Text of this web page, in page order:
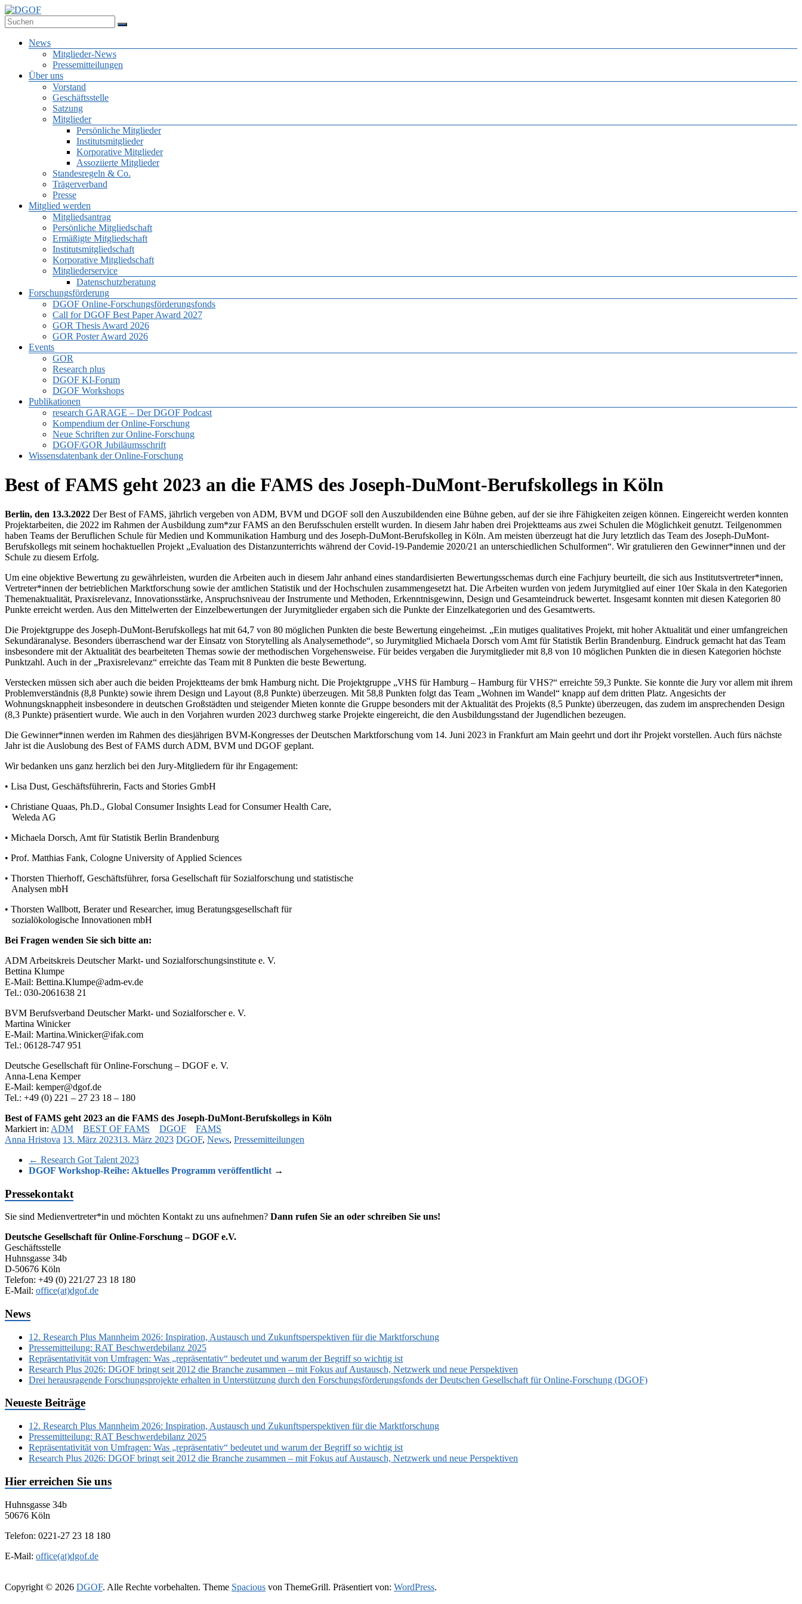
Zum
Inhalt
springen
Deutsche Gesellschaft für Online-Forschung e.V.
Menü
News
Mitglieder-News
Pressemitteilungen
Über uns
Vorstand
Geschäftsstelle
Satzung
Mitglieder
Persönliche Mitglieder
Institutsmitglieder
Korporative Mitglieder
Assoziierte Mitglieder
Standesregeln & Co.
Trägerverband
Presse
Mitglied werden
Mitgliedsantrag
Persönliche Mitgliedschaft
Ermäßigte Mitgliedschaft
Institutsmitgliedschaft
Korporative Mitgliedschaft
Mitgliederservice
Datenschutzberatung
Forschungsförderung
DGOF Online-Forschungsförderungsfonds
Call for DGOF Best Paper Award 2027
GOR Thesis Award 2026
GOR Poster Award 2026
Events
GOR
Research plus
DGOF KI-Forum
DGOF Workshops
Publikationen
research GARAGE – Der DGOF Podcast
Kompendium der Online-Forschung
Neue Schriften zur Online-Forschung
DGOF/GOR Jubiläumsschrift
Wissensdatenbank der Online-Forschung
Best of FAMS geht 2023 an die FAMS des Joseph-DuMont-Berufskollegs in Köln
Berlin, den 13.3.2022 Der Best of FAMS, jährlich vergeben von ADM, BVM und DGOF soll den Auszubildenden eine Bühne geben, auf der sie ihre Fähigkeiten zeigen können. Eingereicht werden konnten
Projektarbeiten, die 2022 im Rahmen der Ausbildung zum*zur FAMS an den Berufsschulen erstellt wurden. In diesem Jahr haben drei Projektteams aus zwei Schulen die Möglichkeit genutzt. Teilgenommen
haben Teams der Beruflichen Schule für Medien und Kommunikation Hamburg und des Joseph-DuMont-Berufskolleg in Köln. Am meisten überzeugt hat die Jury letztlich das Team des Joseph-DuMont-
Berufskollegs mit seinem hochaktuellen Projekt „Evaluation des Distanzunterrichts während der Covid-19-Pandemie 2020/21 an unterschiedlichen Schulformen“. Wir gratulieren den Gewinner*innen und der
Schule zu diesem Erfolg.
Um eine objektive Bewertung zu gewährleisten, wurden die Arbeiten auch in diesem Jahr anhand eines standardisierten Bewertungsschemas durch eine Fachjury beurteilt, die sich aus Institutsvertreter*innen,
Vertreter*innen der betrieblichen Marktforschung sowie der amtlichen Statistik und der Hochschulen zusammengesetzt hat. Die Arbeiten wurden von jedem Jurymitglied auf einer 10er Skala in den Kategorien
Themenaktualität, Praxisrelevanz, Innovationsstärke, Anspruchsniveau der Instrumente und Methoden, Erkenntnisgewinn, Design und Gesamteindruck bewertet. Insgesamt konnten mit diesen Kategorien 80
Punkte erreicht werden. Aus den Mittelwerten der Einzelbewertungen der Jurymitglieder ergaben sich die Punkte der Einzelkategorien und des Gesamtwerts.
Die Projektgruppe des Joseph-DuMont-Berufskollegs hat mit 64,7 von 80 möglichen Punkten die beste Bewertung eingeheimst. „Ein mutiges qualitatives Projekt, mit hoher Aktualität und einer umfangreichen
Sekundäranalyse. Besonders überraschend war der Einsatz von Storytelling als Analysemethode“, so Jurymitglied Michaela Dorsch vom Amt für Statistik Berlin Brandenburg. Eindruck gemacht hat das Team
insbesondere mit der Aktualität des bearbeiteten Themas sowie der methodischen Vorgehensweise. Für beides vergaben die Jurymitglieder mit 8,8 von 10 möglichen Punkten die in diesen Kategorien höchste
Punktzahl. Auch in der „Praxisrelevanz“ erreichte das Team mit 8 Punkten die beste Bewertung.
Verstecken müssen sich aber auch die beiden Projektteams der bmk Hamburg nicht. Die Projektgruppe „VHS für Hamburg – Hamburg für VHS?“ erreichte 59,3 Punkte. Sie konnte die Jury vor allem mit ihrem
Problemverständnis (8,8 Punkte) sowie ihrem Design und Layout (8,8 Punkte) überzeugen. Mit 58,8 Punkten folgt das Team „Wohnen im Wandel“ knapp auf dem dritten Platz. Angesichts der
Wohnungsknappheit insbesondere in deutschen Großstädten und steigender Mieten konnte die Gruppe besonders mit der Aktualität des Projekts (8,5 Punkte) überzeugen, das zudem im ansprechenden Design
(8,3 Punkte) präsentiert wurde. Wie auch in den Vorjahren wurden 2023 durchweg starke Projekte eingereicht, die den Ausbildungsstand der Jugendlichen bezeugen.
Die Gewinner*innen werden im Rahmen des diesjährigen BVM-Kongresses der Deutschen Marktforschung vom 14. Juni 2023 in Frankfurt am Main geehrt und dort ihr Projekt vorstellen. Auch fürs nächste
Jahr ist die Auslobung des Best of FAMS durch ADM, BVM und DGOF geplant.
Wir bedanken uns ganz herzlich bei den Jury-Mitgliedern für ihr Engagement:
• Lisa Dust, Geschäftsführerin, Facts and Stories GmbH
• Christiane Quaas, Ph.D., Global Consumer Insights Lead for Consumer Health Care,
Weleda AG
• Michaela Dorsch, Amt für Statistik Berlin Brandenburg
• Prof. Matthias Fank, Cologne University of Applied Sciences
• Thorsten Thierhoff, Geschäftsführer, forsa Gesellschaft für Sozialforschung und statistische
Analysen mbH
• Thorsten Wallbott, Berater und Researcher, imug Beratungsgesellschaft für
sozialökologische Innovationen mbH
Bei Fragen wenden Sie sich bitte an:
ADM Arbeitskreis Deutscher Markt- und Sozialforschungsinstitute e. V.
Bettina Klumpe
E-Mail: Bettina.Klumpe@adm-ev.de
Tel.: 030-2061638 21
BVM Berufsverband Deutscher Markt- und Sozialforscher e. V.
Martina Winicker
E-Mail: Martina.Winicker@ifak.com
Tel.: 06128-747 951
Deutsche Gesellschaft für Online-Forschung – DGOF e. V.
Anna-Lena Kemper
E-Mail: kemper@dgof.de
Tel.: +49 (0) 221 – 27 23 18 – 180
Best of FAMS geht 2023 an die FAMS des Joseph-DuMont-Berufskollegs in Köln
Markiert in: ADM BEST OF FAMS DGOF
FAMS
Anna Hristova 13. März 202313. März 2023 DGOF, News, Pressemitteilungen
← Research Got Talent 2023
DGOF Workshop-Reihe: Aktuelles Programm veröffentlicht →
Pressekontakt
Sie sind Medienvertreter*in und möchten Kontakt zu uns aufnehmen? Dann rufen Sie an oder schreiben Sie uns!
Deutsche Gesellschaft für Online-Forschung – DGOF e.V.
Geschäftsstelle
Huhnsgasse 34b
D-50676 Köln
Telefon: +49 (0) 221/27 23 18 180
E-Mail: office(at)dgof.de
News
12. Research Plus Mannheim 2026: Inspiration, Austausch und Zukunftsperspektiven für die Marktforschung
Pressemitteilung: RAT Beschwerdebilanz 2025
Repräsentativität von Umfragen: Was „repräsentativ“ bedeutet und warum der Begriff so wichtig ist
Research Plus 2026: DGOF bringt seit 2012 die Branche zusammen – mit Fokus auf Austausch, Netzwerk und neue Perspektiven
Drei herausragende Forschungsprojekte erhalten in Unterstützung durch den Forschungsförderungsfonds der Deutschen Gesellschaft für Online-Forschung (DGOF)
Neueste Beiträge
12. Research Plus Mannheim 2026: Inspiration, Austausch und Zukunftsperspektiven für die Marktforschung
Pressemitteilung: RAT Beschwerdebilanz 2025
Repräsentativität von Umfragen: Was „repräsentativ“ bedeutet und warum der Begriff so wichtig ist
Research Plus 2026: DGOF bringt seit 2012 die Branche zusammen – mit Fokus auf Austausch, Netzwerk und neue Perspektiven
Hier erreichen Sie uns
Huhnsgasse 34b
50676 Köln
Telefon: 0221-27 23 18 180
E-Mail: office(at)dgof.de
Copyright © 2026 DGOF. Alle Rechte vorbehalten. Theme Spacious von ThemeGrill. Präsentiert von: WordPress.